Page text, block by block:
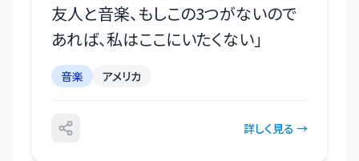
友人と音楽、もしこの3つがないので
あれば、私はここにいたくない」
音楽 アメリカ
詳しく見る →